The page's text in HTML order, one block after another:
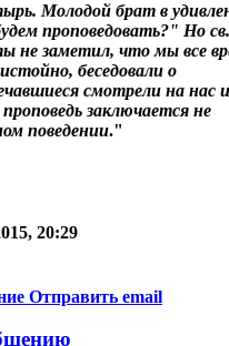
Молодой брат в
проповедовать?" Но св.
не заметил, что мы все
беседовали о
смотрели на нас и
проповедь заключается не
поведении."
20:29
Отправить email